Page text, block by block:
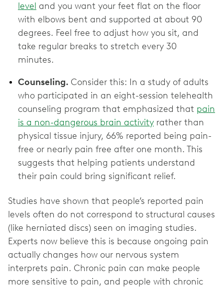
level and you want your feet flat on the floor
with elbows bent and supported at about 90
degrees. Feel free to adjust how you sit, and
take regular breaks to stretch every 30
minutes.
Counseling. Consider this: In a study of adults
who participated in an eight-session telehealth
counseling program that emphasized that pain
is a non-dangerous brain activity rather than
physical tissue injury, 66% reported being pain-
free or nearly pain free after one month. This
suggests that helping patients understand
their pain could bring significant relief.
Studies have shown that people’s reported pain
levels often do not correspond to structural causes
(like herniated discs) seen on imaging studies.
Experts now believe this is because ongoing pain
actually changes how our nervous system
interprets pain. Chronic pain can make people
more sensitive to pain, and people with chronic